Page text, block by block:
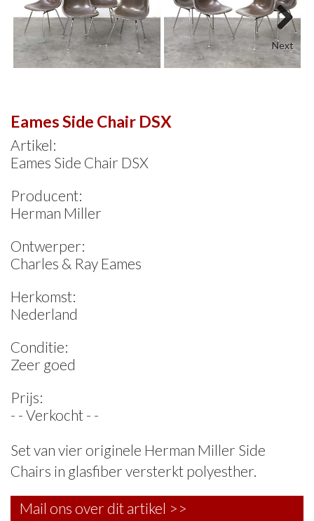
Next
Eames Side Chair DSX
Artikel:
Eames Side Chair DSX
Producent:
Herman Miller
Ontwerper:
Charles & Ray Eames
Herkomst:
Nederland
Conditie:
Zeer goed
Prijs:
- - Verkocht - -
Set van vier originele Herman Miller Side
Chairs in glasfiber versterkt polyesther.
Mail ons over dit artikel >>